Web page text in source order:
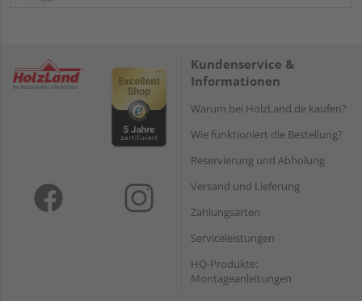
Kundenservice &
Informationen
Warum bei HolzLand.de kaufen?
Wie funktioniert die Bestellung?
Reservierung und Abholung
Versand und Lieferung
Zahlungsarten
Serviceleistungen
HQ-Produkte:
Montageanleitungen